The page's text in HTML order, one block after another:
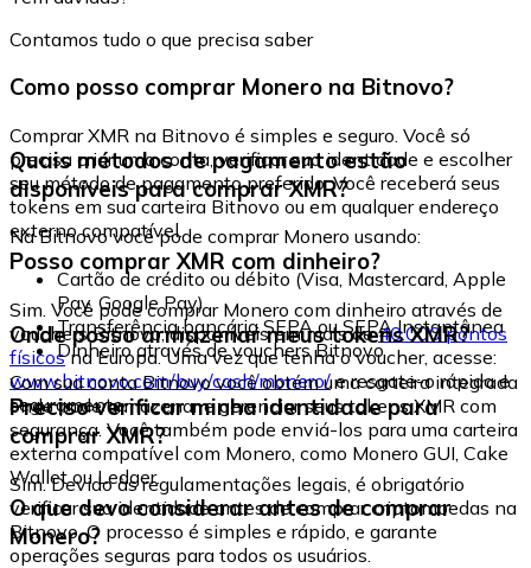
Contamos tudo o que precisa saber
Como posso comprar Monero na Bitnovo?
Comprar XMR na Bitnovo é simples e seguro. Você só
precisa criar uma conta, verificar sua identidade e escolher
seu método de pagamento preferido. Você receberá seus
tokens em sua carteira Bitnovo ou em qualquer endereço
externo compatível.
Quais métodos de pagamento estão
disponíveis para comprar XMR?
Na Bitnovo você pode comprar Monero usando:
Cartão de crédito ou débito (Visa, Mastercard, Apple
Pay, Google Pay)
Transferência bancária SEPA ou SEPA Instantânea
Dinheiro através de vouchers Bitnovo
Posso comprar XMR com dinheiro?
Sim. Você pode comprar Monero com dinheiro através de
vouchers Bitnovo, disponíveis em mais de40.000 pontos
físicosna Europa. Uma vez que tenha o voucher, acesse:
www.bitnovo.com/buy/cash/monero/e resgate-o rápida e
seguramente.
Onde posso armazenar meus tokens XMR?
Com sua conta Bitnovo você obtém uma carteira integrada
onde pode armazenar e gerenciar seus tokens XMR com
segurança. Você também pode enviá-los para uma carteira
externa compatível com Monero, como Monero GUI, Cake
Wallet ou Ledger.
Preciso verificar minha identidade para
comprar XMR?
Sim. Devido às regulamentações legais, é obrigatório
verificar sua identidade antes de comprar criptomoedas na
Bitnovo. O processo é simples e rápido, e garante
operações seguras para todos os usuários.
O que devo considerar antes de comprar
Monero?